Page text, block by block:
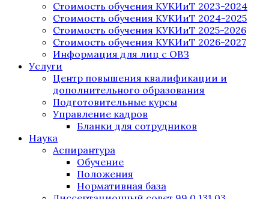
Стоимость обучения КУКИиТ 2023-2024
Стоимость обучения КУКИиТ 2024-2025
Стоимость обучения КУКИиТ 2025-2026
Стоимость обучения КУКИиТ 2026-2027
Информация для лиц с ОВЗ
Услуги
Центр повышения квалификации и
дополнительного образования
Подготовительные курсы
Управление кадров
Бланки для сотрудников
Наука
Аспирантура
Обучение
Положения
Нормативная база